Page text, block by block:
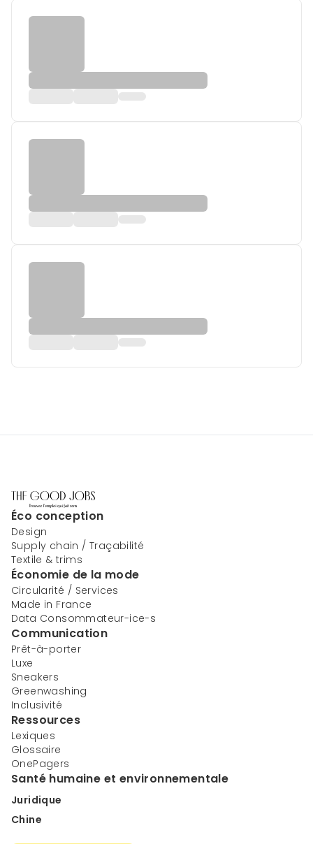
Éco conception
Design
Supply chain / Traçabilité
Textile & trims
Économie de la mode
Circularité / Services
Made in France
Data Consommateur-ice-s
Communication
Prêt-à-porter
Luxe
Sneakers
Greenwashing
Inclusivité
Ressources
Lexiques
Glossaire
OnePagers
Santé humaine et environnementale
Juridique
Chine